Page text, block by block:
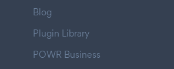
Blog
Plugin Library
POWR Business